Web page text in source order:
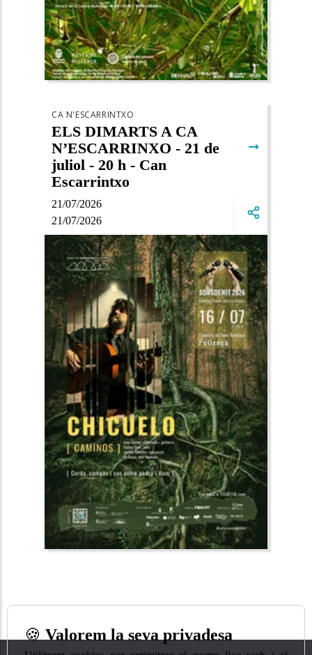
21/07/2026
21/07/2026
CA N'ESCARRINTXO
ELS DIMARTS A CA
N’ESCARRINXO - 21 de
juliol - 20 h - Can
Escarrintxo
➞
🍪 Valorem la seva privadesa